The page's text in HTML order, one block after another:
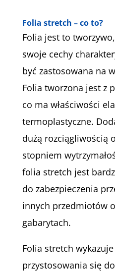
Folia stretch – co to?
Folia jest to
swoje cechy
być zastosowana na
Folia tworzona jest z
co ma właściwości
termoplastyczne.
dużą rozciągliwością
stopniem
folia stretch jest
do zabezpieczenia
innych przedmiotów
gabarytach.
Folia stretch
przystosowania się